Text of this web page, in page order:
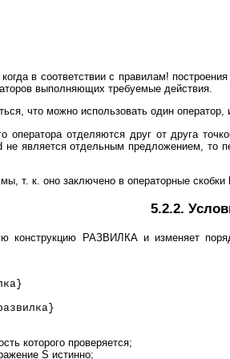
в соответствии с правилам!
выполняющих требуемые действия.
что можно использовать один
оператора отделяются друг от друга
является отдельным предложением, то
т. к. оно заключено в операторные
5.2.2.
конструкцию РАЗВИЛКА и изменяет
которого проверяется;
S истинно;